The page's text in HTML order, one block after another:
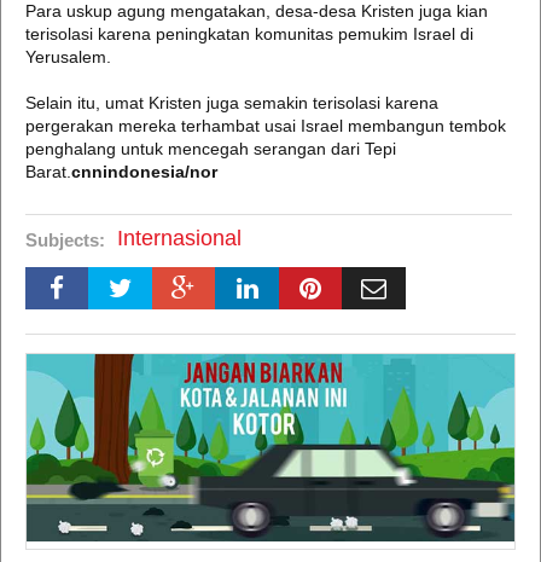
Para uskup agung mengatakan, desa-desa Kristen juga kian
terisolasi karena peningkatan komunitas pemukim Israel di
Yerusalem.
Selain itu, umat Kristen juga semakin terisolasi karena
pergerakan mereka terhambat usai Israel membangun tembok
penghalang untuk mencegah serangan dari Tepi
Barat. cnnindonesia/nor
Subjects: Internasional